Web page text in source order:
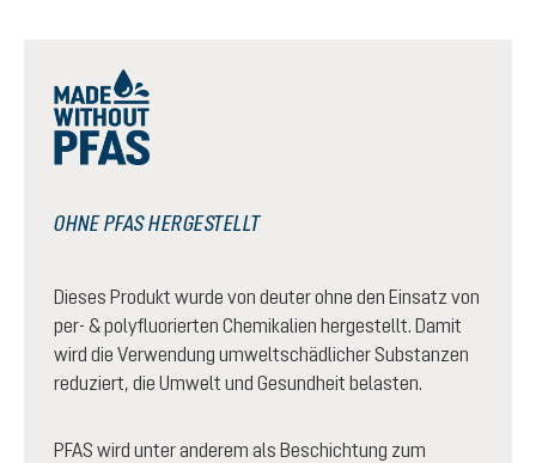
OHNE PFAS HERGESTELLT
Dieses Produkt wurde von deuter ohne den Einsatz von
per- & polyfluorierten Chemikalien hergestellt. Damit
wird die Verwendung umweltschädlicher Substanzen
reduziert, die Umwelt und Gesundheit belasten.
PFAS wird unter anderem als Beschichtung zum